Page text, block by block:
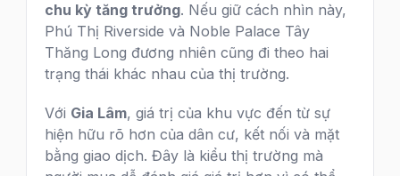
chu kỳ tăng trưởng. Nếu giữ cách nhìn này,
Phú Thị Riverside và Noble Palace Tây
Thăng Long đương nhiên cũng đi theo hai
trạng thái khác nhau của thị trường.
Với Gia Lâm, giá trị của khu vực đến từ sự
hiện hữu rõ hơn của dân cư, kết nối và mặt
bằng giao dịch. Đây là kiểu thị trường mà